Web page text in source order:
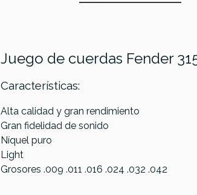
Juego de cuerdas Fender
Características:
Alta calidad y gran rendimiento
Gran fidelidad de sonido
Níquel puro
Light
Grosores .009 .011 .016 .024 .032 .042
Referencia